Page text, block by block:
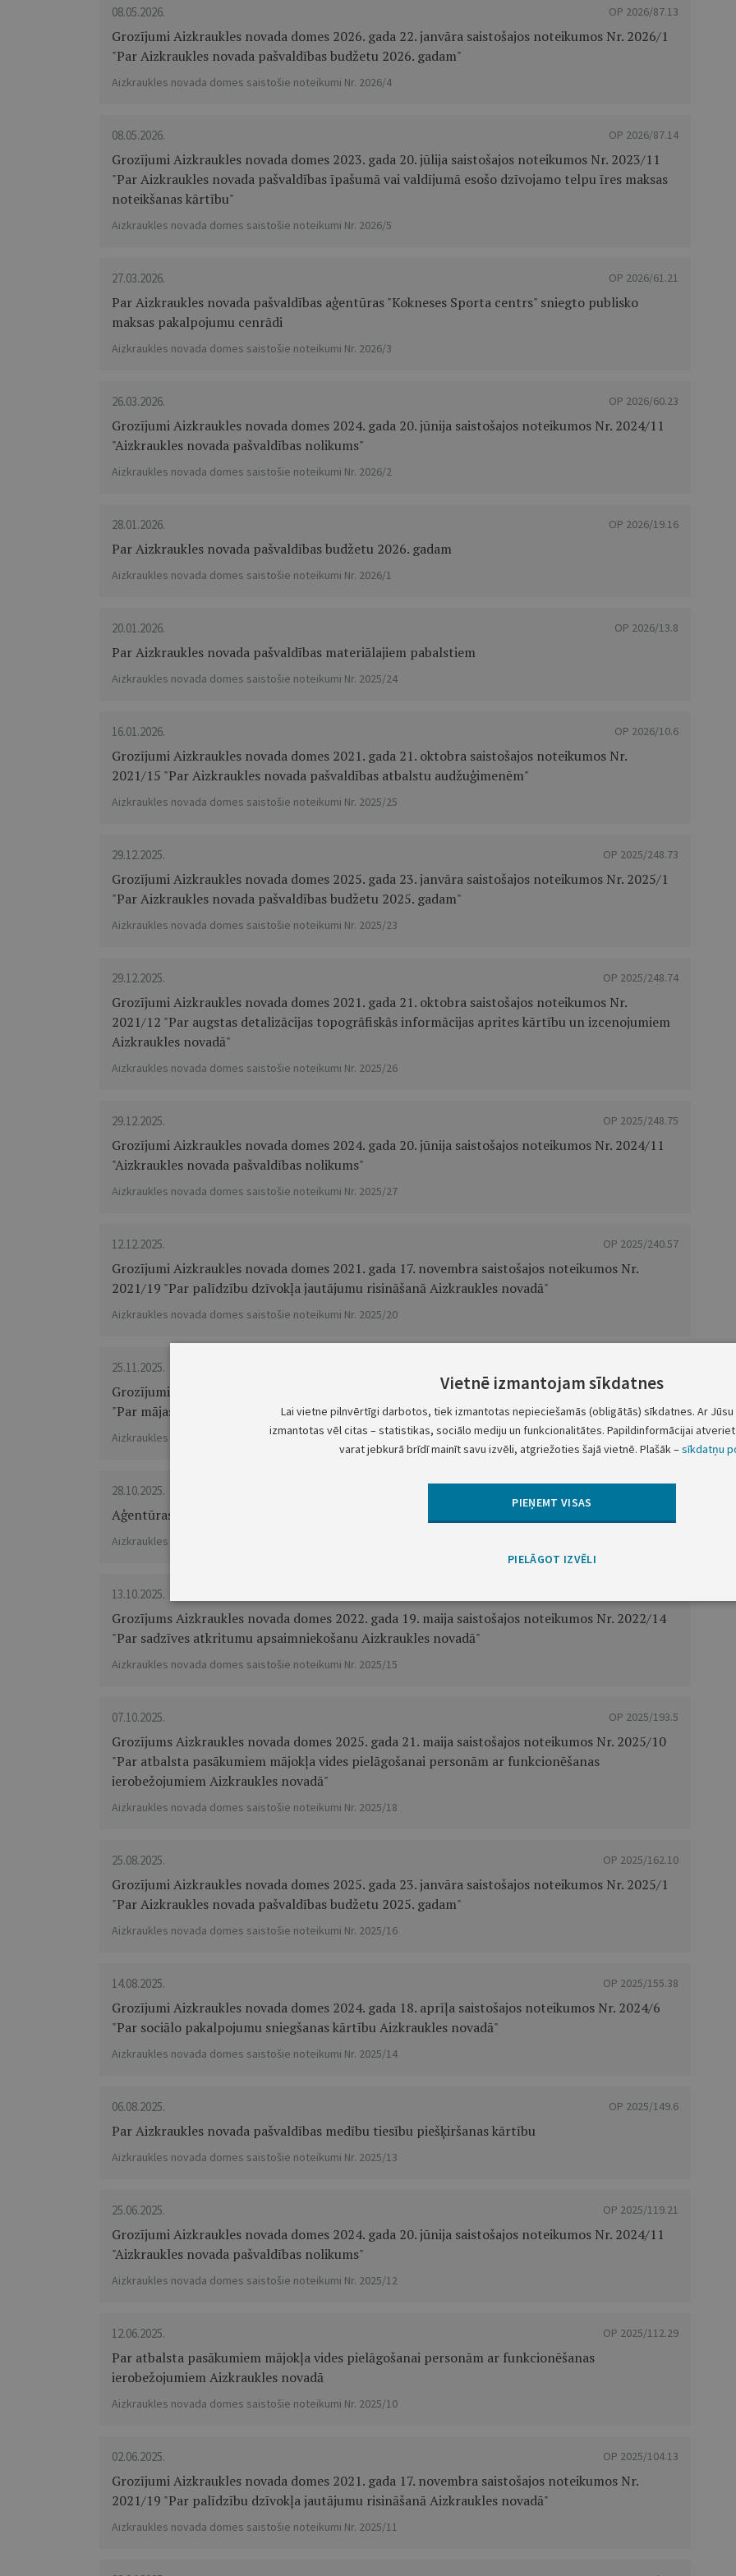
08.05.2026. OP 2026/87.13
Grozījumi Aizkraukles novada domes 2026. gada 22. janvāra saistošajos noteikumos Nr. 2026/1
"Par Aizkraukles novada pašvaldības budžetu 2026. gadam"
Aizkraukles novada domes saistošie noteikumi Nr. 2026/4
08.05.2026. OP 2026/87.14
Grozījumi Aizkraukles novada domes 2023. gada 20. jūlija saistošajos noteikumos Nr. 2023/11
"Par Aizkraukles novada pašvaldības īpašumā vai valdījumā esošo dzīvojamo telpu īres maksas
noteikšanas kārtību"
Aizkraukles novada domes saistošie noteikumi Nr. 2026/5
27.03.2026. OP 2026/61.21
Par Aizkraukles novada pašvaldības aģentūras "Kokneses Sporta centrs" sniegto publisko
maksas pakalpojumu cenrādi
Aizkraukles novada domes saistošie noteikumi Nr. 2026/3
26.03.2026. OP 2026/60.23
Grozījumi Aizkraukles novada domes 2024. gada 20. jūnija saistošajos noteikumos Nr. 2024/11
"Aizkraukles novada pašvaldības nolikums"
Aizkraukles novada domes saistošie noteikumi Nr. 2026/2
28.01.2026. OP 2026/19.16
Par Aizkraukles novada pašvaldības budžetu 2026. gadam
Aizkraukles novada domes saistošie noteikumi Nr. 2026/1
20.01.2026. OP 2026/13.8
Par Aizkraukles novada pašvaldības materiālajiem pabalstiem
Aizkraukles novada domes saistošie noteikumi Nr. 2025/24
16.01.2026. OP 2026/10.6
Grozījumi Aizkraukles novada domes 2021. gada 21. oktobra saistošajos noteikumos Nr.
2021/15 "Par Aizkraukles novada pašvaldības atbalstu audžuģimenēm"
Aizkraukles novada domes saistošie noteikumi Nr. 2025/25
29.12.2025. OP 2025/248.73
Grozījumi Aizkraukles novada domes 2025. gada 23. janvāra saistošajos noteikumos Nr. 2025/1
"Par Aizkraukles novada pašvaldības budžetu 2025. gadam"
Aizkraukles novada domes saistošie noteikumi Nr. 2025/23
29.12.2025. OP 2025/248.74
Grozījumi Aizkraukles novada domes 2021. gada 21. oktobra saistošajos noteikumos Nr.
2021/12 "Par augstas detalizācijas topogrāfiskās informācijas aprites kārtību un izcenojumiem
Aizkraukles novadā"
Aizkraukles novada domes saistošie noteikumi Nr. 2025/26
29.12.2025. OP 2025/248.75
Grozījumi Aizkraukles novada domes 2024. gada 20. jūnija saistošajos noteikumos Nr. 2024/11
"Aizkraukles novada pašvaldības nolikums"
Aizkraukles novada domes saistošie noteikumi Nr. 2025/27
12.12.2025. OP 2025/240.57
Grozījumi Aizkraukles novada domes 2021. gada 17. novembra saistošajos noteikumos Nr.
2021/19 "Par palīdzību dzīvokļa jautājumu risināšanā Aizkraukles novadā"
Aizkraukles novada domes saistošie noteikumi Nr. 2025/20
25.11.2025.
Grozījumi Aizkraukles novada domes 2024. gada 16. maija saistošajos noteikumos Nr. 2024/9
"Par mājas (istabas) dzīvnieku turēšanu Aizkraukles novadā"
Aizkraukles novada domes saistošie noteikumi Nr. 2025/21
28.10.2025.
Aģentūras "Sociālās aprūpes centrs "Ziedugravas"" maksas pakalpojumu cenrādis
Aizkraukles novada domes saistošie noteikumi Nr. 2025/19
13.10.2025.
Grozījums Aizkraukles novada domes 2022. gada 19. maija saistošajos noteikumos Nr. 2022/14
"Par sadzīves atkritumu apsaimniekošanu Aizkraukles novadā"
Aizkraukles novada domes saistošie noteikumi Nr. 2025/15
07.10.2025. OP 2025/193.5
Grozījums Aizkraukles novada domes 2025. gada 21. maija saistošajos noteikumos Nr. 2025/10
"Par atbalsta pasākumiem mājokļa vides pielāgošanai personām ar funkcionēšanas
ierobežojumiem Aizkraukles novadā"
Aizkraukles novada domes saistošie noteikumi Nr. 2025/18
25.08.2025. OP 2025/162.10
Grozījumi Aizkraukles novada domes 2025. gada 23. janvāra saistošajos noteikumos Nr. 2025/1
"Par Aizkraukles novada pašvaldības budžetu 2025. gadam"
Aizkraukles novada domes saistošie noteikumi Nr. 2025/16
14.08.2025. OP 2025/155.38
Grozījumi Aizkraukles novada domes 2024. gada 18. aprīļa saistošajos noteikumos Nr. 2024/6
"Par sociālo pakalpojumu sniegšanas kārtību Aizkraukles novadā"
Aizkraukles novada domes saistošie noteikumi Nr. 2025/14
06.08.2025. OP 2025/149.6
Par Aizkraukles novada pašvaldības medību tiesību piešķiršanas kārtību
Aizkraukles novada domes saistošie noteikumi Nr. 2025/13
25.06.2025. OP 2025/119.21
Grozījumi Aizkraukles novada domes 2024. gada 20. jūnija saistošajos noteikumos Nr. 2024/11
"Aizkraukles novada pašvaldības nolikums"
Aizkraukles novada domes saistošie noteikumi Nr. 2025/12
12.06.2025. OP 2025/112.29
Par atbalsta pasākumiem mājokļa vides pielāgošanai personām ar funkcionēšanas
ierobežojumiem Aizkraukles novadā
Aizkraukles novada domes saistošie noteikumi Nr. 2025/10
02.06.2025. OP 2025/104.13
Grozījumi Aizkraukles novada domes 2021. gada 17. novembra saistošajos noteikumos Nr.
2021/19 "Par palīdzību dzīvokļa jautājumu risināšanā Aizkraukles novadā"
Aizkraukles novada domes saistošie noteikumi Nr. 2025/11
Vietnē izmantojam sīkdatnes
Lai vietne pilnvērtīgi darbotos, tiek izmantotas nepieciešamās (obligātās) sīkdatnes. Ar
izmantotas vēl citas – statistikas, sociālo mediju un funkcionalitātes. Papildinformācijai
varat jebkurā brīdī mainīt savu izvēli, atgriežoties šajā vietnē. Plašāk –sīkdatņu
PIEŅEMT VISAS
PIELĀGOT IZVĒLI